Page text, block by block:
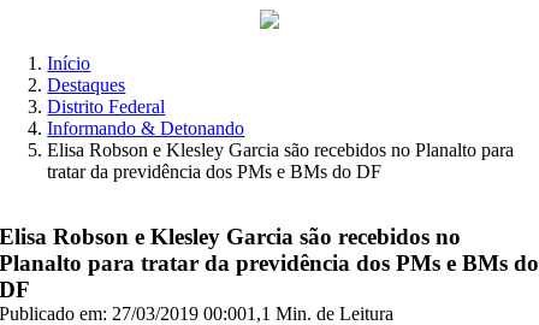
Início
Destaques
Distrito Federal
Informando & Detonando
Elisa Robson e Klesley Garcia são recebidos no Planalto para
tratar da previdência dos PMs e BMs do DF
Elisa Robson e Klesley Garcia são recebidos no
Planalto para tratar da previdência dos PMs e BMs do
DF
Publicado em: 27/03/2019 00:001,1 Min. de Leitura